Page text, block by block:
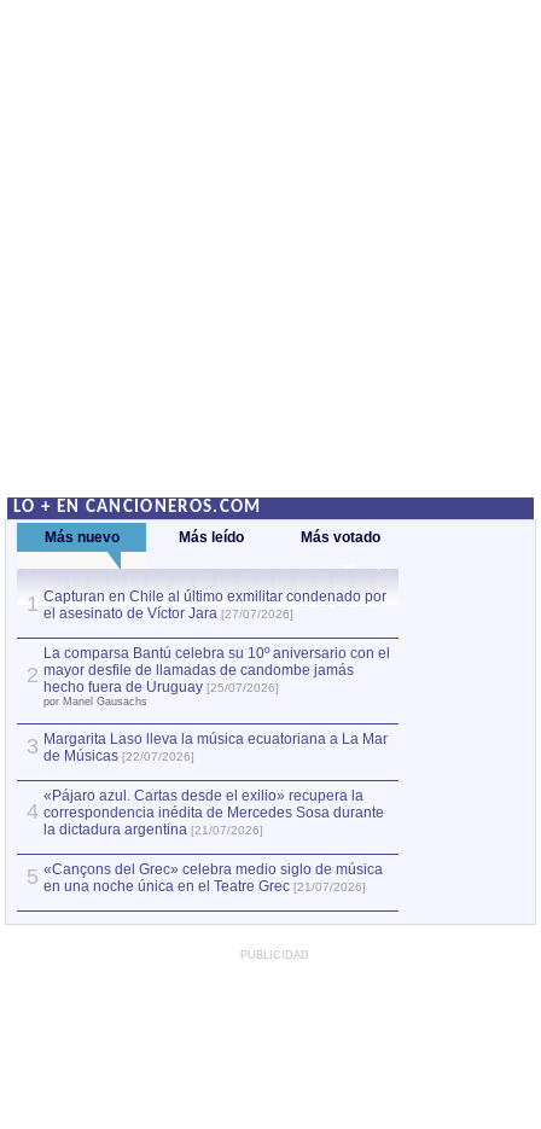
LO + EN CANCIONEROS.COM
Más nuevo Más leído Más votado
1 Capturan en Chile al último exmilitar condenado por
el asesinato de Víctor Jara [27/07/2026]
2
La comparsa Bantú celebra su 10º aniversario con el
mayor desfile de llamadas de candombe jamás
hecho fuera de Uruguay [25/07/2026]
por Manel Gausachs
3 Margarita Laso lleva la música ecuatoriana a La Mar
de Músicas [22/07/2026]
4
«Pájaro azul. Cartas desde el exilio» recupera la
correspondencia inédita de Mercedes Sosa durante
la dictadura argentina [21/07/2026]
5 «Cançons del Grec» celebra medio siglo de música
en una noche única en el Teatre Grec [21/07/2026]
PUBLICIDAD